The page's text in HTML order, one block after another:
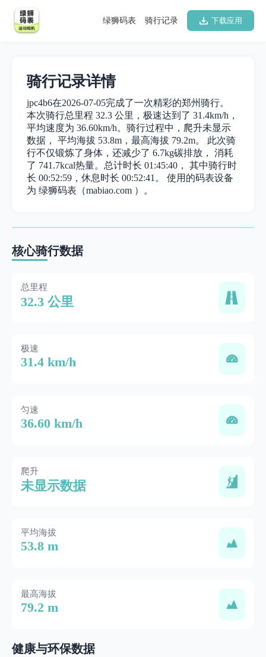
下载应用
骑行记录
绿狮码表
骑行记录详情
jpc4b6在2026-07-05完成了一次精彩的郑州骑行。
本次骑行总里程 32.3 公里，极速达到了 31.4km/h，
平均速度为 36.60km/h。骑行过程中，爬升未显示
数据， 平均海拔 53.8m，最高海拔 79.2m。 此次骑
行不仅锻炼了身体，还减少了 6.7kg碳排放， 消耗
了 741.7kcal热量。总计时长 01:45:40， 其中骑行时
长 00:52:59，休息时长 00:52:41。 使用的码表设备
为 绿狮码表（mabiao.com ）。
核心骑行数据
总里程
32.3 公里
极速
31.4 km/h
匀速
36.60 km/h
爬升
未显示数据
平均海拔
53.8 m
最高海拔
79.2 m
健康与环保数据